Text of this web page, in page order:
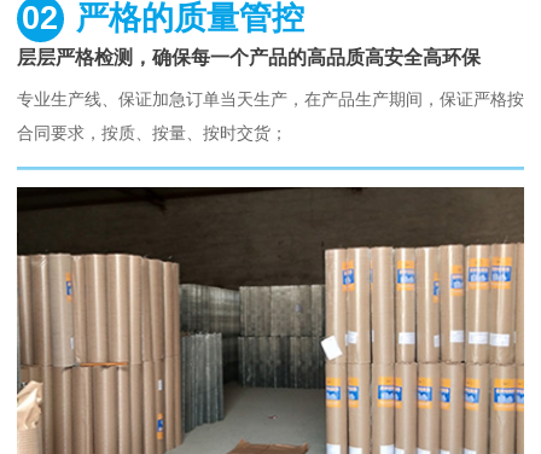
02 严格的质量管控
层层严格检测，确保每一个产品的高品质高安全高环保
专业生产线、保证加急订单当天生产，在产品生产期间，保证严格按
合同要求，按质、按量、按时交货；